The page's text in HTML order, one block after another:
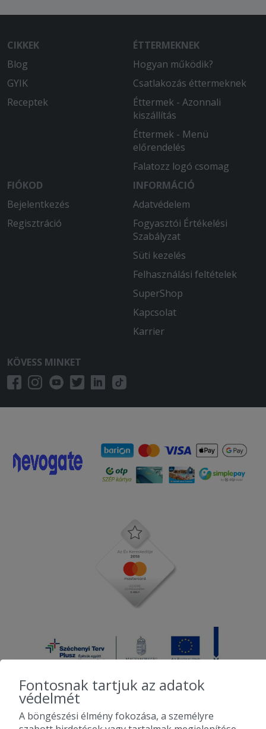
CIKKEK
Blog
GYIK
Receptek
ÉTTERMEKNEK
Hogyan működik?
Csatlakozás éttermeknek
Éttermek - Azonnali
kiszállítás
Éttermek - Menü
előrendelés
Falatozz logó csomag
FIÓKOD
Bejelentkezés
Regisztráció
INFORMÁCIÓ
Adatvédelem
Fogyasztói Értékelési
Szabályzat
Süti kezelés
Felhasználási feltételek
SuperShop
Kapcsolat
Karrier
KÖVESS MINKET
2010-2026 Copyright - Falatozz.hu - Diston-line Kft.
Fontosnak tartjuk az adatok
védelmét
A böngészési élmény fokozása, a személyre